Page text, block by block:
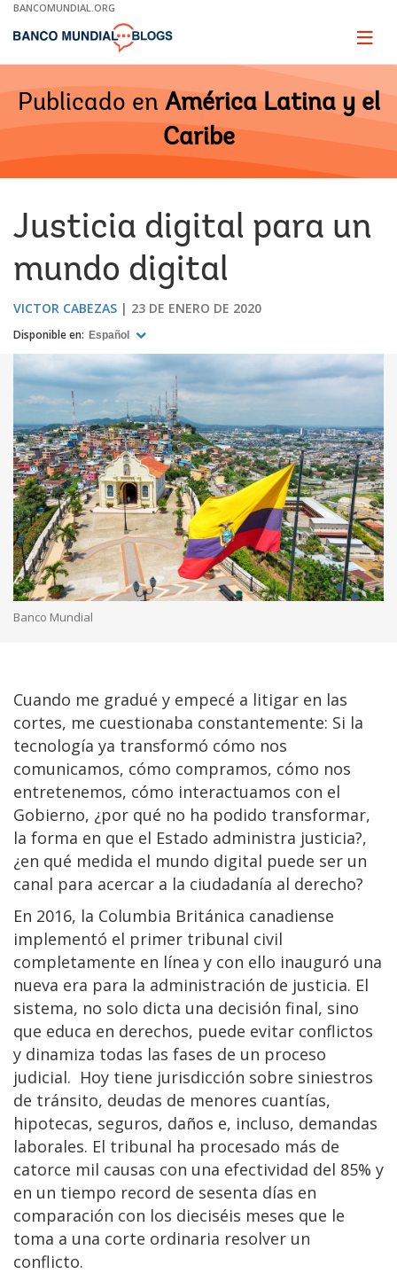
Skip
Main
BANCOMUNDIAL.ORG
Page
Publicado en América Latina y el
Caribe
Justicia digital para un
mundo digital
VICTOR CABEZAS 23 DE ENERO DE 2020
Disponible en: Español
Banco Mundial
Cuando me gradué y empecé a litigar en las
cortes, me cuestionaba constantemente: Si la
tecnología ya transformó cómo nos
comunicamos, cómo compramos, cómo nos
entretenemos, cómo interactuamos con el
Gobierno, ¿por qué no ha podido transformar,
la forma en que el Estado administra justicia?,
¿en qué medida el mundo digital puede ser un
canal para acercar a la ciudadanía al derecho?
En 2016, la Columbia Británica canadiense
implementó el primer tribunal civil
completamente en línea y con ello inauguró una
nueva era para la administración de justicia. El
sistema, no solo dicta una decisión final, sino
que educa en derechos, puede evitar conflictos
y dinamiza todas las fases de un proceso
judicial. Hoy tiene jurisdicción sobre siniestros
de tránsito, deudas de menores cuantías,
hipotecas, seguros, daños e, incluso, demandas
laborales. El tribunal ha procesado más de
catorce mil causas con una efectividad del 85% y
en un tiempo record de sesenta días en
comparación con los dieciséis meses que le
toma a una corte ordinaria resolver un
conflicto.